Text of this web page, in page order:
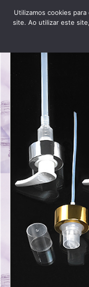
Utilizamos cookies
site. Ao utilizar este